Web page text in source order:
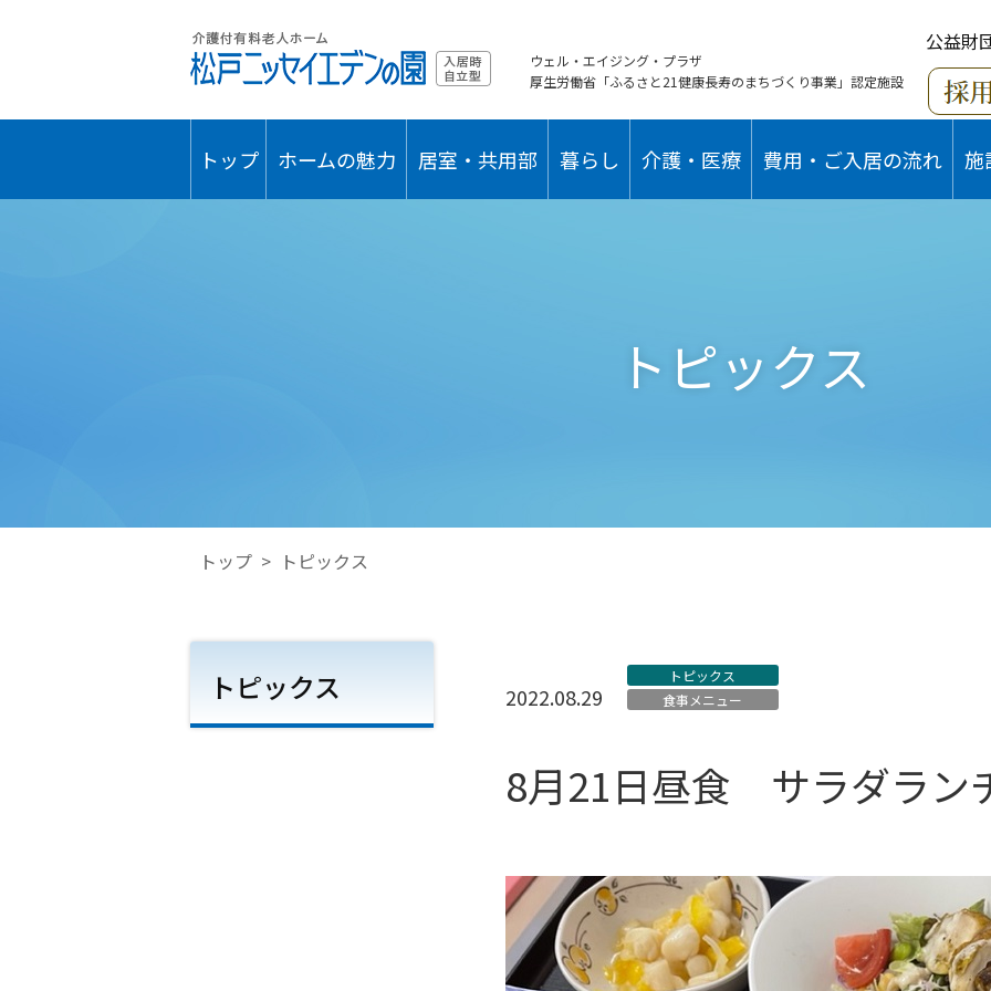
公益財
ウェル・エイジング・プラザ
厚生労働省「ふるさと21健康長寿のまちづくり事業」認定施設
トップ ホームの魅力 居室・共用部 暮らし 介護・医療 費用・ご入居の流れ 施
トピックス
トップ > トピックス
2022.08.29
トピックス
食事メニュー
8月21日昼食 サラダラ
トピックス